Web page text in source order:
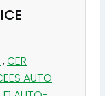
,CER
AUTO